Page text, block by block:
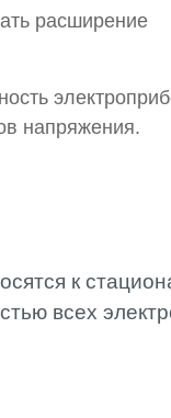
расширение
напряжения.
к
всех